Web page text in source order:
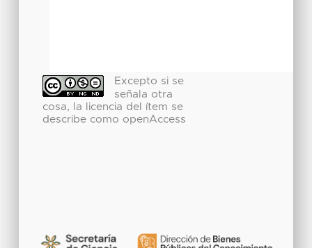
Excepto si se
señala otra
cosa, la licencia del ítem se
describe como openAccess